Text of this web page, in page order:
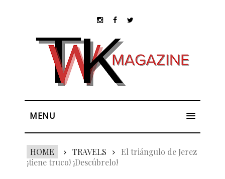
MENU
HOME TRAVELS
El triángulo de Jerez
¡tiene truco! ¡Descúbrelo!